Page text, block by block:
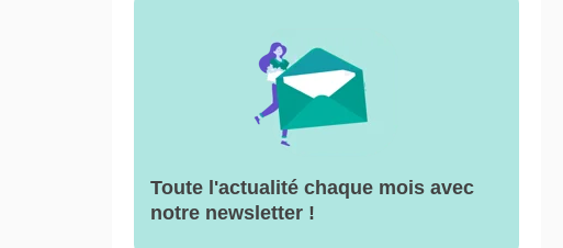
Toute l'actualité chaque mois avec
notre newsletter !